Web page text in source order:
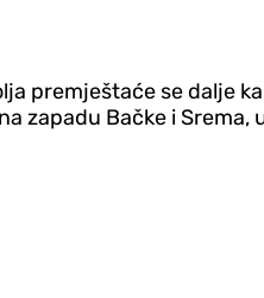
premještaće se dalje
zapadu Bačke i Srema,